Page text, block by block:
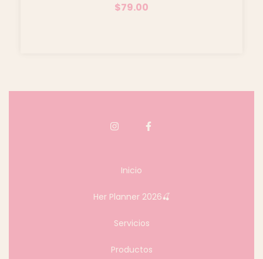
$79.00
Inicio
Her Planner 2026🍒
Servicios
Productos